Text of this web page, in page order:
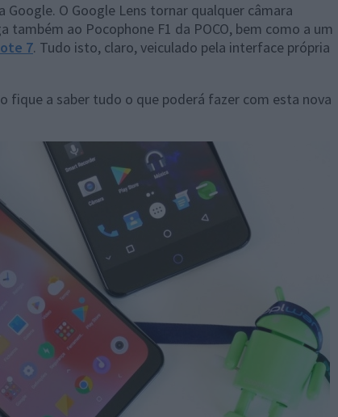
O Google Lens tornar qualquer câmara
ao Pocophone F1 da POCO, bem como a um
7. Tudo isto, claro, veiculado pela interface própria
fique a saber tudo o que poderá fazer com esta nova